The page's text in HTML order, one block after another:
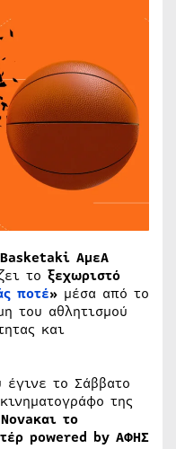
AμεA
το ξεχωριστό
ποτέ» μέσα από το
του αθλητισμού
και
το Σάββατο
της
το
powered by ΑΦΗΣ